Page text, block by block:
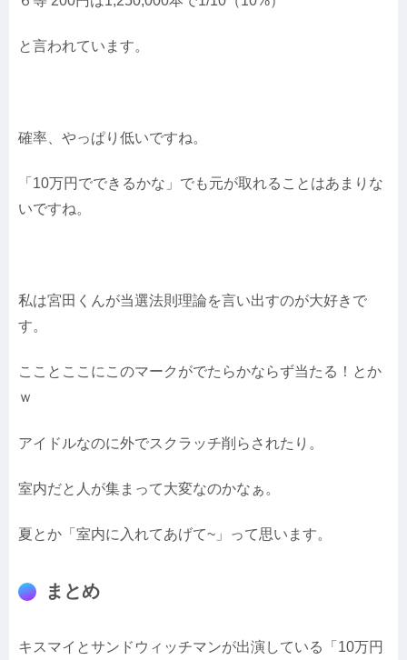
と言われています。
確率、やっぱり低いですね。
「10万円でできるかな」でも元が取れることはあまりな
いですね。
私は宮田くんが当選法則理論を言い出すのが大好きで
す。
こことここにこのマークがでたらかならず当たる！とか
ｗ
アイドルなのに外でスクラッチ削らされたり。
室内だと人が集まって大変なのかなぁ。
夏とか「室内に入れてあげて~」って思います。
まとめ
キスマイとサンドウィッチマンが出演している「10万円